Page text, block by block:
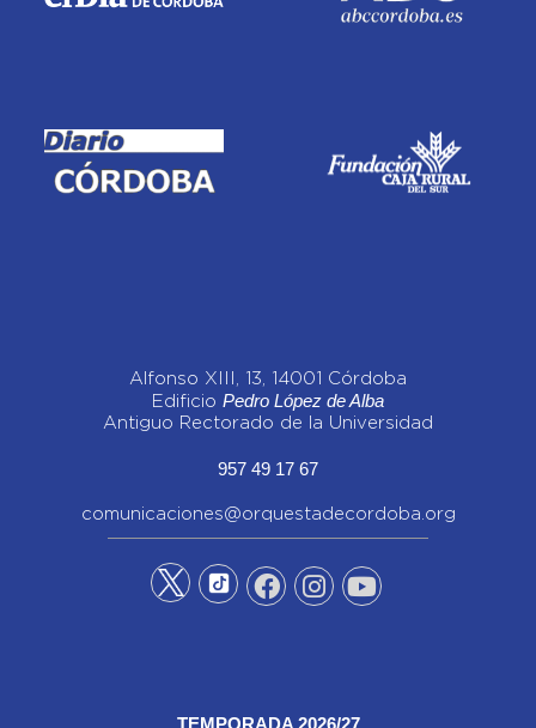
Alfonso XIII, 13, 14001 Córdoba
Edificio Pedro López de Alba
Antiguo Rectorado de la Universidad
957 49 17 67
comunicaciones@orquestadecordoba.org
TEMPORADA 2026/27